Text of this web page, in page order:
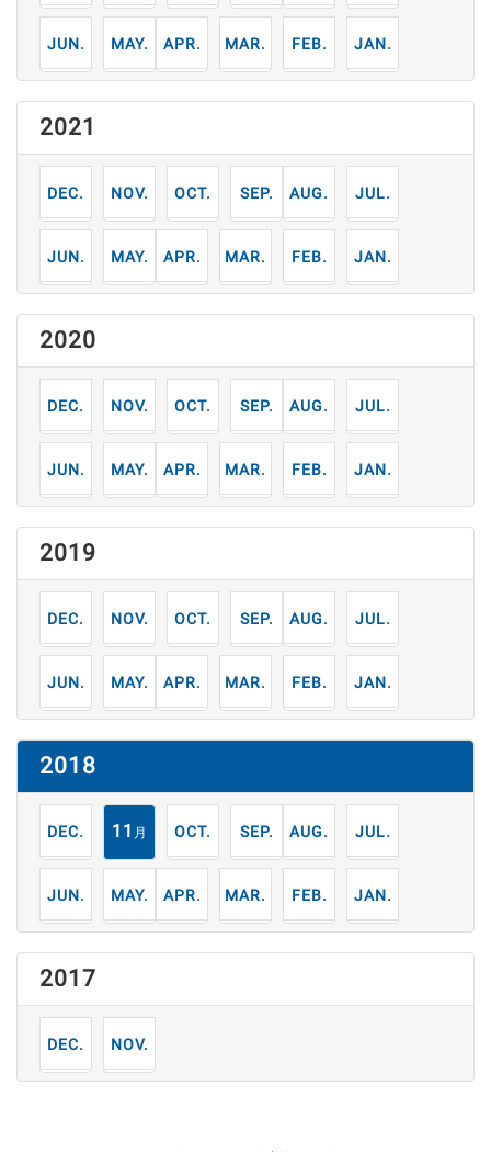
6月 5月 4月 3月 2月 1月
2021
12月 11月 10月 9月 8月 7月
6月 5月 4月 3月 2月 1月
2020
12月 11月 10月 9月 8月 7月
6月 5月 4月 3月 2月 1月
2019
12月 11月 10月 9月 8月 7月
6月 5月 4月 3月 2月 1月
2018
12月 11 月 10月 9月 8月 7月
6月 5月 4月 3月 2月 1月
2017
12月 11月